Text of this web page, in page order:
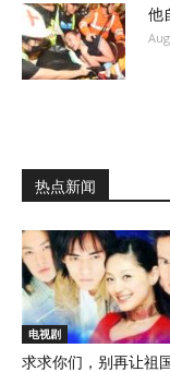
他
热点新闻
电视剧
求求你们，别再让祖